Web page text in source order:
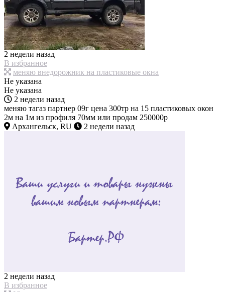
2 недели назад
В избранное
меняю внедорожник на пластиковые окна
Не указана
Не указана
2 недели назад
меняю тагаз партнер 09г цена 300тр на 15 пластиковых окон
2м на 1м из профиля 70мм или продам 250000р
Архангельск, RU
2 недели назад
2 недели назад
В избранное